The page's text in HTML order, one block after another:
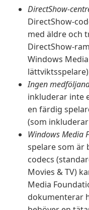
DirectShow-
DirectShow-
med äldre och
DirectShow-
Windows
Ingen
inkluderar inte
en färdig
(som
Windows Media
spelare som är
codecs
Movies & TV)
Media
dokumenterar